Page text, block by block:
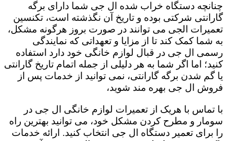
چنانچه دستگاه خراب شده ال جی شما دارای برگه
گارانتی شرکتی بوده و تاریخ آن نگذشته است، تکنسین
تعمیرات الجی می توانند در صورت بروز هرگونه مشکل،
به شما کمک کند تا از مزایا و تعهداتی که نمایندگی
رسمی ال جی در قبال لوازم خانگی خود دارد استفاده
کنید؛ اما اگر شما به هر دلیلی از جمله اتمام تاریخ گارانتی
یا گم شدن برگه گارانتی، نمی توانید از خدمات پس از
فروش ال جی بهره مند شوید،
با تماس با هریک از تعمیرات لوازم خانگی ال جی در
سومار و مطرح کردن مشکل خود، می توانید بهترین راه
را برای تعمیر دستگاه ال جی انتخاب کنید. ارائه خدمات